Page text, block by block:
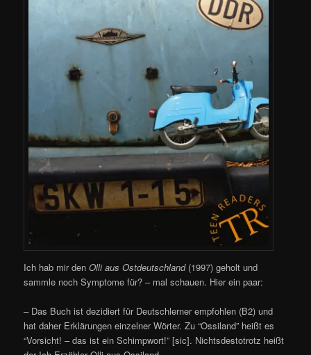
Ich hab mir denOlli aus Ostdeutschland(1997) geholt und
sammle noch Symptome für? – mal schauen. Hier ein paar:
– Das Buch ist dezidiert für Deutschlerner empfohlen (B2) und
hat daher Erklärungen einzelner Wörter. Zu “Ossiland” heißt es
“Vorsicht! – das ist ein Schimpwort!” [sic]. Nichtsdestotrotz heißt